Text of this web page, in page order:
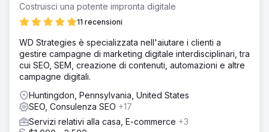
Costruisci una potente impronta digitale
11 recensioni
WD Strategies è specializzata nell'aiutare i clienti a
gestire campagne di marketing digitale interdisciplinari, tra
cui SEO, SEM, creazione di contenuti, automazioni e altre
campagne digitali.
Huntingdon, Pennsylvania, United States
SEO, Consulenza SEO +17
Servizi relativi alla casa, E-commerce +3